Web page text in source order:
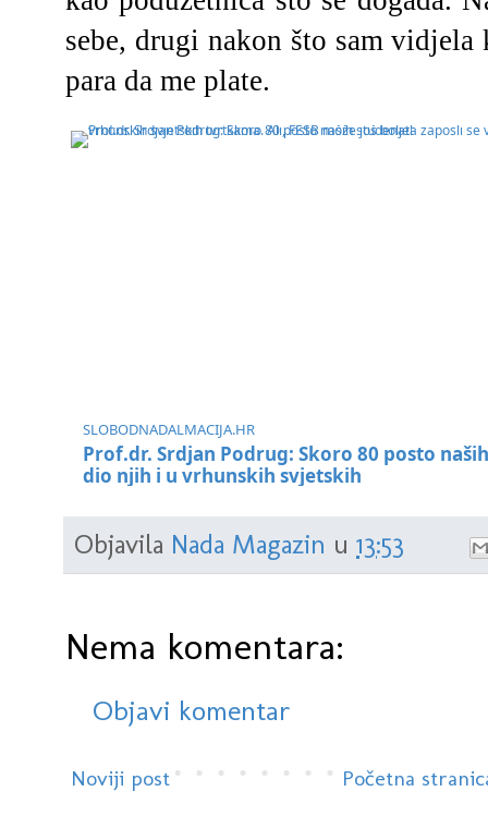
sebe, drugi nakon što sam
para da me plate.
SLOBODNADALMACIJA.HR
Prof.dr. Srdjan Podrug: Skoro 80 posto
dio njih i u vrhunskih svjetskih
Objavila Nada Magazin u 13:53
Nema komentara:
Objavi komentar
Noviji post Početna